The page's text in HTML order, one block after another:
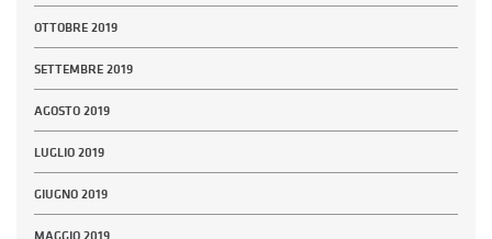
OTTOBRE 2019
SETTEMBRE 2019
AGOSTO 2019
LUGLIO 2019
GIUGNO 2019